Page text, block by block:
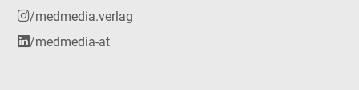
/medmedia.verlag
/medmedia-at